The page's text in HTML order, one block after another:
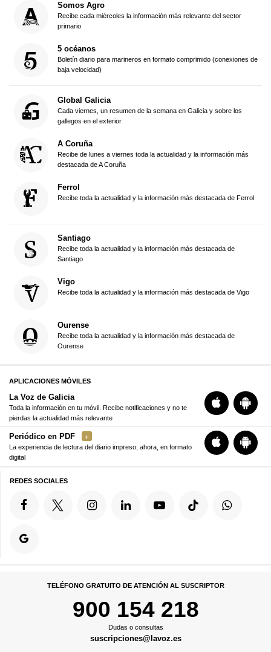
Somos Agro
Recibe cada miércoles la información más relevante del sector
primario
5 océanos
Boletín diario para marineros en formato comprimido (conexiones de
baja velocidad)
Global Galicia
Cada viernes, un resumen de la semana en Galicia y sobre los
gallegos en el exterior
A Coruña
Recibe de lunes a viernes toda la actualidad y la información más
destacada de A Coruña
Ferrol
Recibe toda la actualidad y la información más destacada de Ferrol
Santiago
Recibe toda la actualidad y la información más destacada de
Santiago
Vigo
Recibe toda la actualidad y la información más destacada de Vigo
Ourense
Recibe toda la actualidad y la información más destacada de
Ourense
APLICACIONES MÓVILES
La Voz de Galicia
Toda la información en tu móvil. Recibe notificaciones y no te
pierdas la actualidad más relevante
Periódico en PDF
La experiencia de lectura del diario impreso, ahora, en formato
digital
REDES SOCIALES
TELÉFONO GRATUITO DE ATENCIÓN AL SUSCRIPTOR
900 154 218
Dudas o consultas
suscripciones@lavoz.es